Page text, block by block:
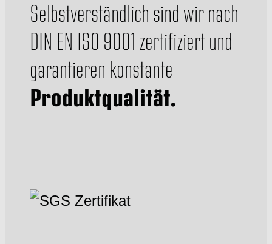
Selbstverständlich sind wir nach
DIN EN ISO 9001zertifiziert und
garantieren konstante
Produktqualität.